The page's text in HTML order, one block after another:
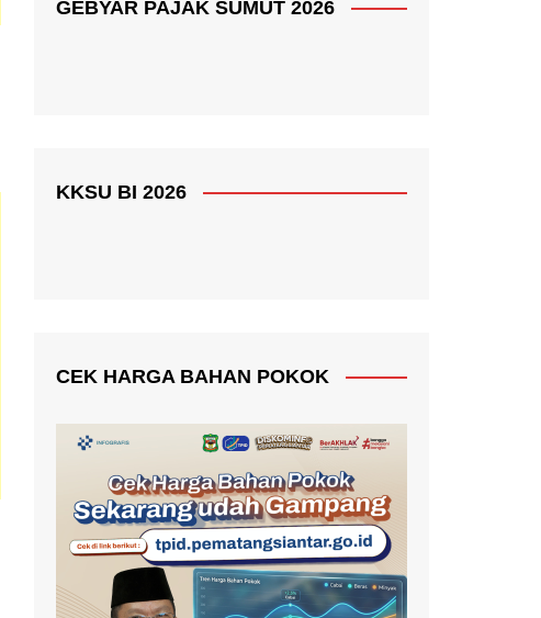
GEBYAR PAJAK SUMUT 2026
KKSU BI 2026
CEK HARGA BAHAN POKOK